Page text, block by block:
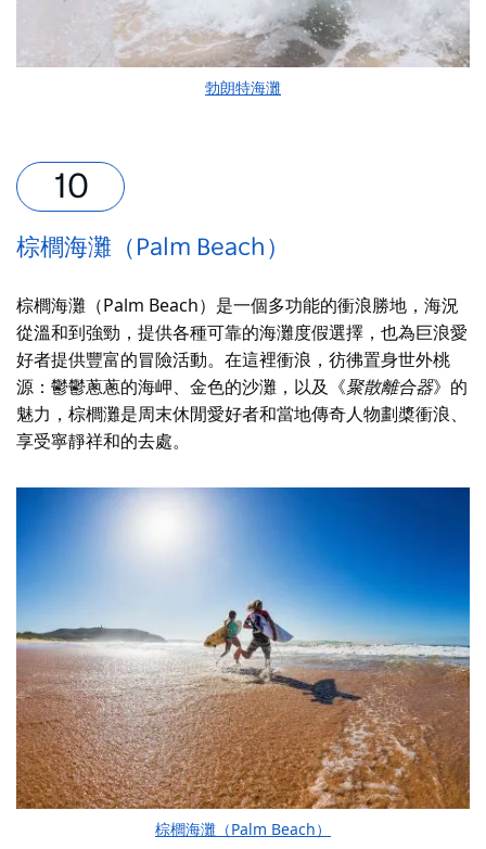
勃朗特海灘
棕櫚海灘（Palm Beach）
棕櫚海灘（Palm Beach）是一個多功能的衝浪勝地，海況
從溫和到強勁，提供各種可靠的海灘度假選擇，也為巨浪愛
好者提供豐富的冒險活動。在這裡衝浪，彷彿置身世外桃
源：鬱鬱蔥蔥的海岬、金色的沙灘，以及《聚散離合器》的
魅力 ，棕櫚灘是周末休閒愛好者和當地傳奇人物劃槳衝浪、
享受寧靜祥和的去處。
棕櫚海灘（Palm Beach）